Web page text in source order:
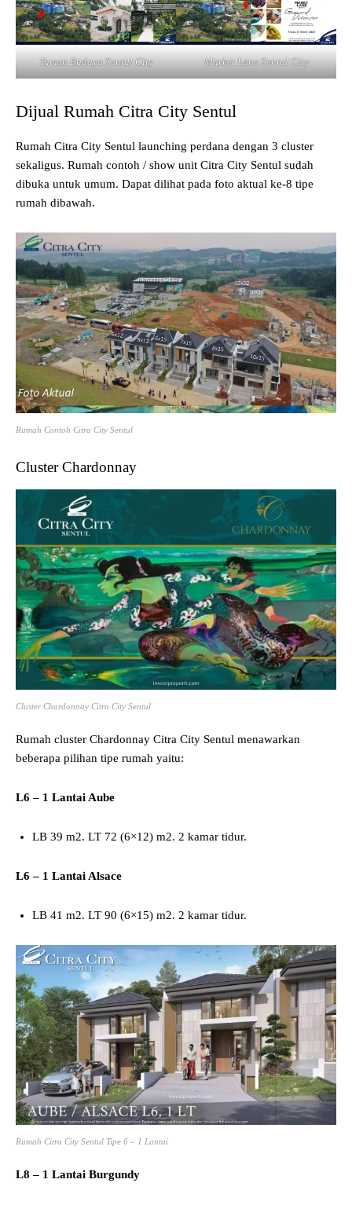
Taman Budaya Sentul City Market Lane Sentul City
Dijual Rumah Citra City Sentul
Rumah Citra City Sentul launching perdana dengan 3 cluster
sekaligus. Rumah contoh / show unit Citra City Sentul sudah
dibuka untuk umum. Dapat dilihat pada foto aktual ke-8 tipe
rumah dibawah.
Rumah Contoh Citra City Sentul
Cluster Chardonnay
Cluster Chardonnay Citra City Sentul
Rumah cluster Chardonnay Citra City Sentul menawarkan
beberapa pilihan tipe rumah yaitu:
L6 – 1 Lantai Aube
LB 39 m2. LT 72 (6×12) m2. 2 kamar tidur.
L6 – 1 Lantai Alsace
LB 41 m2. LT 90 (6×15) m2. 2 kamar tidur.
Rumah Citra City Sentul Tipe 6 – 1 Lantai
L8 – 1 Lantai Burgundy